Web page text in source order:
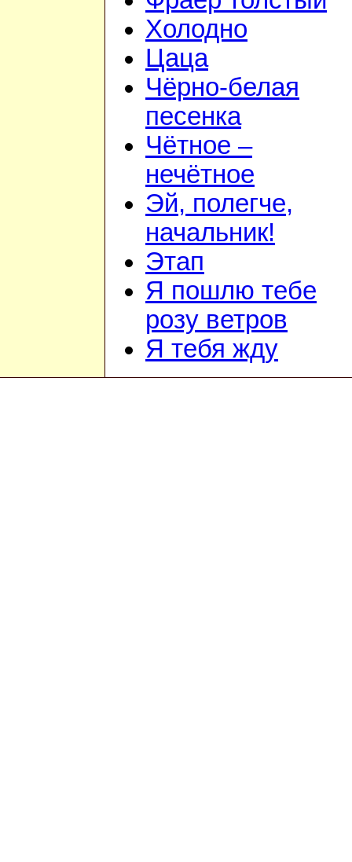
Холодно
Цаца
Чёрно-белая
песенка
Чётное –
нечётное
Эй, полегче,
начальник!
Этап
Я пошлю тебе
розу ветров
Я тебя жду